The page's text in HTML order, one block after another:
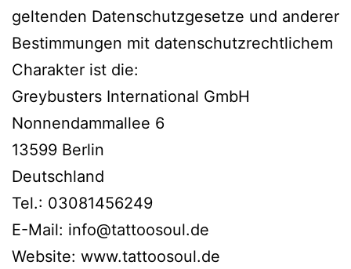
geltenden Datenschutzgesetze und anderer
Bestimmungen mit datenschutzrechtlichem
Charakter ist die:
Greybusters International GmbH
Nonnendammallee 6
13599 Berlin
Deutschland
Tel.: 03081456249
E-Mail: info@tattoosoul.de
Website: www.tattoosoul.de